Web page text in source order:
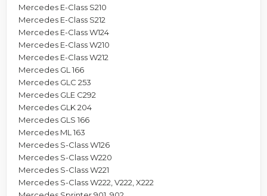
Mercedes E-Class S210
Mercedes E-Class S212
Mercedes E-Class W124
Mercedes E-Class W210
Mercedes E-Class W212
Mercedes GL 166
Mercedes GLC 253
Mercedes GLE C292
Mercedes GLK 204
Mercedes GLS 166
Mercedes ML 163
Mercedes S-Class W126
Mercedes S-Class W220
Mercedes S-Class W221
Mercedes S-Class W222, V222, X222